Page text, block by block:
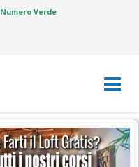
Numero Verde